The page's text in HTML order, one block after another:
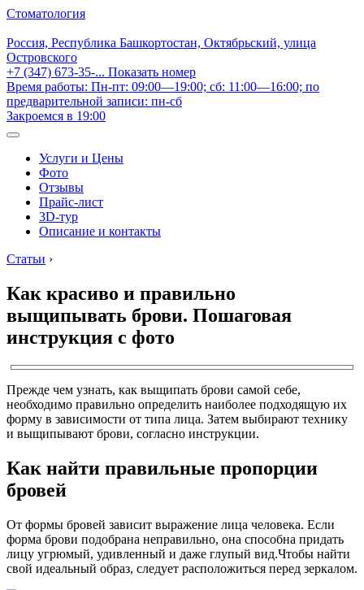
Стоматология
Россия, Республика Башкортостан, Октябрьский, улица
Островского
+7 (347) 673-35-... Показать номер
Время работы: Пн-пт: 09:00—19:00; сб: 11:00—16:00; по
предварительной записи: пн-сб
Закроемся в 19:00
Услуги и Цены
Фото
Отзывы
Прайс-лист
3D-тур
Описание и контакты
Статьи ›
Как красиво и правильно
выщипывать брови. Пошаговая
инструкция с фото
Прежде чем узнать, как выщипать брови самой себе,
необходимо правильно определить наиболее подходящую их
форму в зависимости от типа лица. Затем выбирают технику
и выщипывают брови, согласно инструкции.
Как найти правильные пропорции
бровей
От формы бровей зависит выражение лица человека. Если
форма брови подобрана неправильно, она способна придать
лицу угрюмый, удивленный и даже глупый вид.Чтобы найти
свой идеальный образ, следует расположиться перед зеркалом.